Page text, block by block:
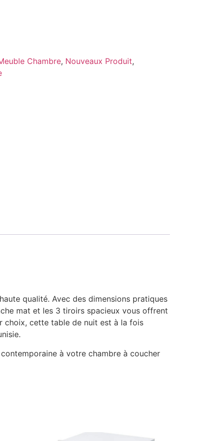
Chambre, Nouveaux Produit,
qualité. Avec des dimensions pratiques
mat et les 3 tiroirs spacieux vous offrent
choix, cette table de nuit est à la fois
à votre chambre à coucher